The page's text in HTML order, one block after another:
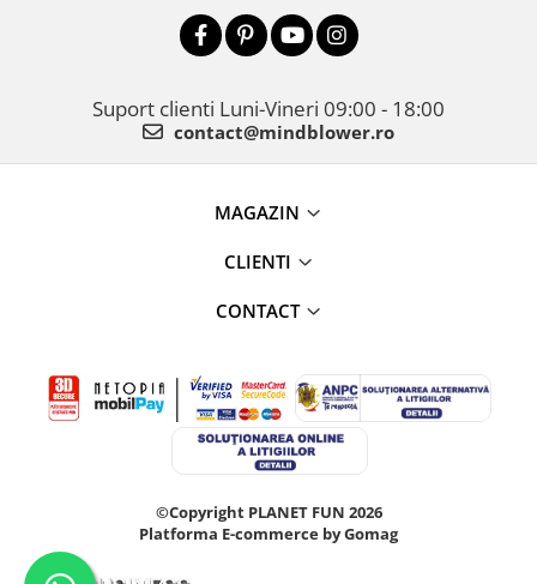
Suport clienti Luni-Vineri 09:00 - 18:00
contact@mindblower.ro
MAGAZIN
CLIENTI
CONTACT
©Copyright PLANET FUN 2026
Platforma E-commerce by Gomag